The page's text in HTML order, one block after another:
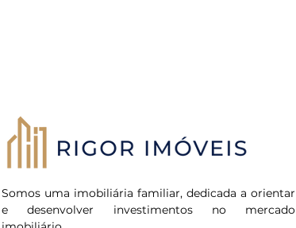
Somos uma imobiliária familiar, dedicada a orientar
e desenvolver investimentos no mercado